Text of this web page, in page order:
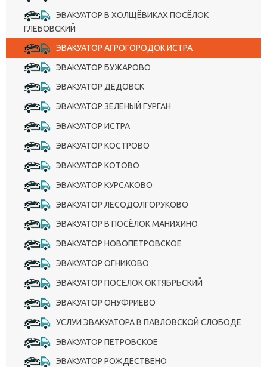
ЭВАКУАТОР В ХОЛЩЁВИКАХ ПОСЁЛОК
ГЛЕБОВСКИЙ
ЭВАКУАТОР АГРОГОРОДОК ИСТРА
ЭВАКУАТОР БУЖАРОВО
ЭВАКУАТОР ДЕДОВСК
ЭВАКУАТОР ЗЕЛЕНЫЙ ГУРГАН
ЭВАКУАТОР ИСТРА
ЭВАКУАТОР КОСТРОВО
ЭВАКУАТОР КОТОВО
ЭВАКУАТОР КУРСАКОВО
ЭВАКУАТОР ЛЕСОДОЛГОРУКОВО
ЭВАКУАТОР В ПОСЁЛОК МАНИХИНО
ЭВАКУАТОР НОВОПЕТРОВСКОЕ
ЭВАКУАТОР ОГНИКОВО
ЭВАКУАТОР ПОСЕЛОК ОКТЯБРЬСКИЙ
ЭВАКУАТОР ОНУФРИЕВО
УСЛУИ ЭВАКУАТОРА В ПАВЛОВСКОЙ СЛОБОДЕ
ЭВАКУАТОР ПЕТРОВСКОЕ
ЭВАКУАТОР РОЖДЕСТВЕНО